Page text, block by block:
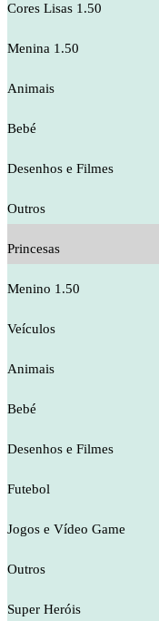
Cores Lisas 1.50
Menina 1.50
Animais
Bebé
Desenhos e Filmes
Outros
Princesas
Menino 1.50
Veículos
Animais
Bebé
Desenhos e Filmes
Futebol
Jogos e Vídeo Game
Outros
Super Heróis